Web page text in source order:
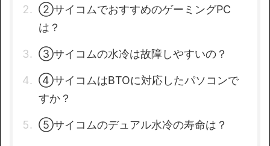
②サイコムでおすすめのゲーミングPC
は？
③サイコムの水冷は故障しやすいの？
④サイコムはBTOに対応したパソコンで
すか？
⑤サイコムのデュアル水冷の寿命は？